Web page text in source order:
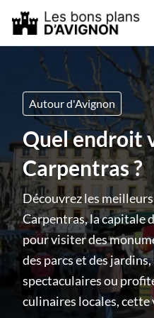
Autour d'Avignon
Quel endroit
Carpentras ?
Découvrez les
Carpentras, la capitale
pour visiter des
des parcs et des
spectaculaires ou
culinaires locales, cette